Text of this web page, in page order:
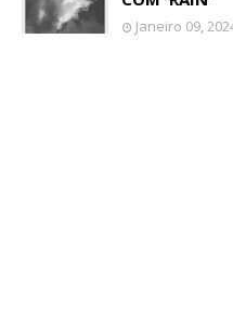
Janeiro 09,